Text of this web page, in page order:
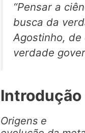
“Pensar a
busca da
Agostinho, de
verdade
Introdução
Origens e